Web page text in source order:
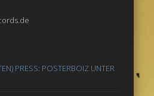
PRESS: POSTERBOIZ UNTER